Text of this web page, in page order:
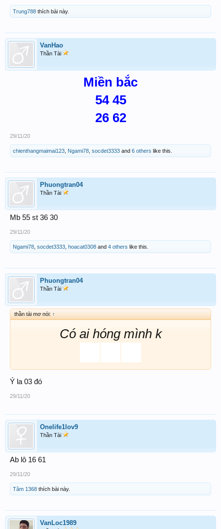
Trung788 thích bài này.
VanHao
Thần Tài
Miền bắc
54 45
26 62
29/11/20
chienthangmaimai123 Ngami78 socdet3333 and 6 others like this.
Phuongtran04
Thần Tài
Mb 55 st 36 30
29/11/20
Ngami78 socdet3333 hoacat0308 and 4 others like this.
Phuongtran04
Thần Tài
thần tài mơ nói: ↑
Có ai hóng mình k
Ý la 03 đó
29/11/20
Onelife1lov9
Thần Tài
Ab lô 16 61
29/11/20
Tâm 1368 thích bài này.
VanLoc1989